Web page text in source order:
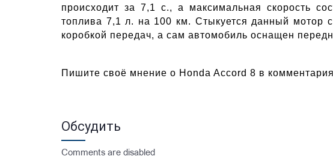
происходит за 7,1 с., а максимальная скорость
топлива 7,1 л. на 100 км. Стыкуется данный мотор
коробкой передач, а сам автомобиль оснащен
Пишите своё мнение о Honda Accord 8 в
Обсудить
Comments are disabled